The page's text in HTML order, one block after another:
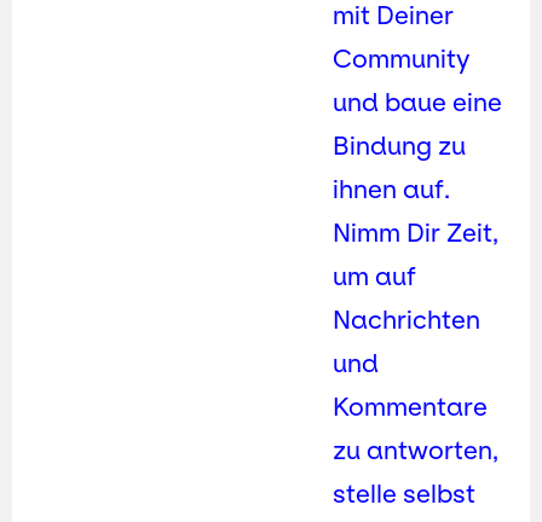
mit Deiner
Community
und baue eine
Bindung zu
ihnen auf.
Nimm Dir Zeit,
um auf
Nachrichten
und
Kommentare
zu antworten,
stelle selbst